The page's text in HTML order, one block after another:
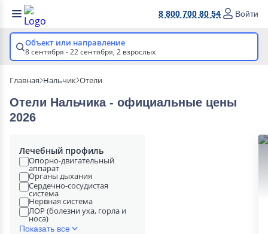
8 800 700 80 54 Войти
Объект или направление
8 сентября - 22 сентября, 2 взрослых
Главная Нальчик Отели
Отели Нальчика - официальные цены
2026
Лечебный профиль
Опорно-двигательный
аппарат
Органы дыхания
Сердечно-сосудистая
система
Нервная система
ЛОР (болезни уха, горла и
носа)
Показать все